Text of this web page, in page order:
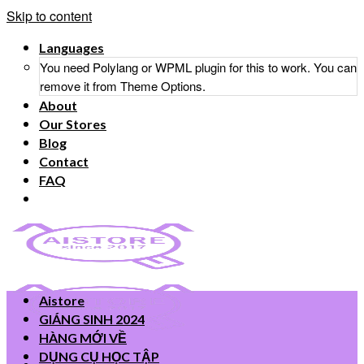
Skip to content
Languages
You need Polylang or WPML plugin for this to work. You can
remove it from Theme Options.
About
Our Stores
Blog
Contact
FAQ
Aistore
GIÁNG SINH 2024
HÀNG MỚI VỀ
DỤNG CỤ HỌC TẬP